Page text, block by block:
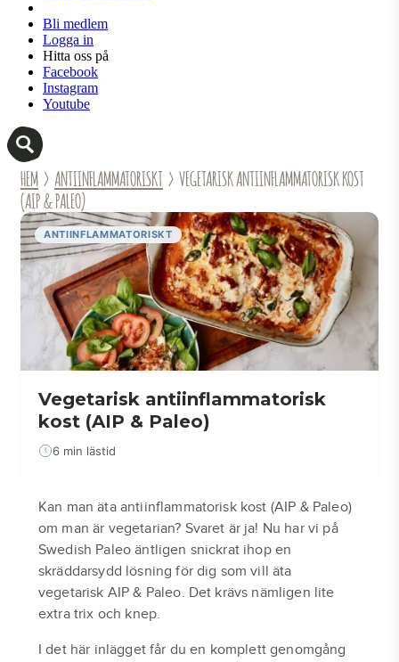
Bli medlem
Logga in
Hitta oss på
Facebook
Instagram
Youtube
HEM › ANTIINFLAMMATORISKT › VEGETARISK ANTIINFLAMMATORISK KOST
(AIP & PALEO)
ANTIINFLAMMATORISKT
Vegetarisk antiinflammatorisk
kost (AIP & Paleo)
6 min lästid
Kan man äta antiinflammatorisk kost (AIP & Paleo)
om man är vegetarian? Svaret är ja! Nu har vi på
Swedish Paleo äntligen snickrat ihop en
skräddarsydd lösning för dig som vill äta
vegetarisk AIP & Paleo. Det krävs nämligen lite
extra trix och knep.
I det här inlägget får du en komplett genomgång